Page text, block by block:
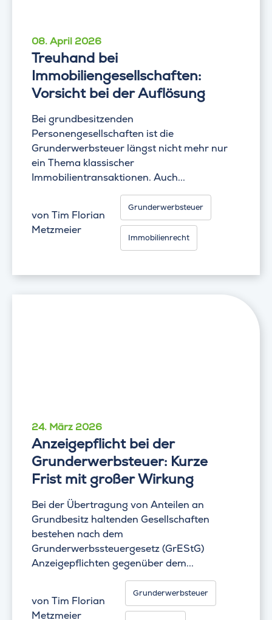
08. April 2026
Treuhand bei
Immobiliengesellschaften:
Vorsicht bei der Auflösung
Bei grundbesitzenden
Personengesellschaften ist die
Grunderwerbsteuer längst nicht mehr nur
ein Thema klassischer
Immobilientransaktionen. Auch...
von Tim Florian
Metzmeier
Grunderwerbsteuer
Immobilienrecht
24. März 2026
Anzeigepflicht bei der
Grunderwerbsteuer: Kurze
Frist mit großer Wirkung
Bei der Übertragung von Anteilen an
Grundbesitz haltenden Gesellschaften
bestehen nach dem
Grunderwerbssteuergesetz (GrEStG)
Anzeigepflichten gegenüber dem...
von Tim Florian
Metzmeier
Grunderwerbsteuer